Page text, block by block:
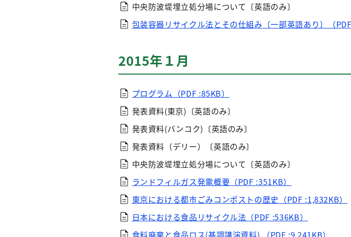
中央防波堤埋立処分場について〔英語のみ〕
包装容器リサイクル法とその仕組み〔一部英語あり〕（PDF
2015年１月
プログラム（PDF :85KB）
発表資料(東京)〔英語のみ〕
発表資料(バンコク)〔英語のみ〕
発表資料（デリー）〔英語のみ〕
中央防波堤埋立処分場について〔英語のみ〕
ランドフィルガス発電概要（PDF :351KB）
東京における都市ごみコンポストの歴史（PDF :1,832KB）
日本における食品リサイクル法（PDF :536KB）
食料廃棄と食品ロス(基調講演資料) （PDF :9,241KB）